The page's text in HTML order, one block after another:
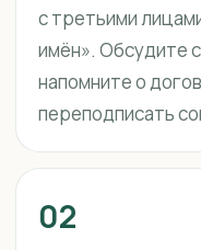
с третьими
имён». Обсудите
напомните о
переподписать
02